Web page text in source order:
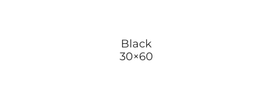
Black
30×60